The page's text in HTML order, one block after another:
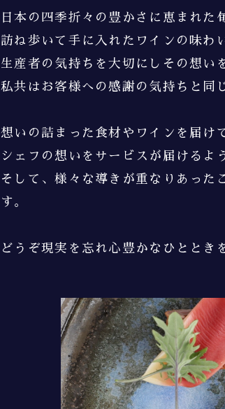
日本の四季折々の豊かさに恵まれた
訪ね歩いて手に入れたワインの味わ
生産者の気持ちを大切にし その想い
私共はお客様への感謝の気持ちと同
想いの詰まった食材やワインを 届け
シェフの想いをサービスが届けるよ
そして、様々な導きが重なりあった
す。
どうぞ現実を忘れ心豊かなひととき